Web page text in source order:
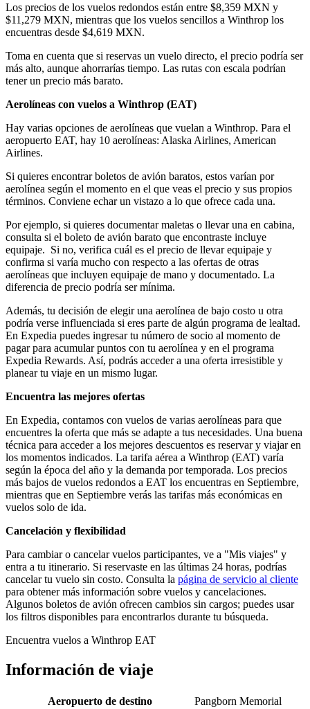
Los precios de los vuelos redondos están entre $8,359 MXN y
$11,279 MXN, mientras que los vuelos sencillos a Winthrop los
encuentras desde $4,619 MXN.
Toma en cuenta que si reservas un vuelo directo, el precio podría ser
más alto, aunque ahorrarías tiempo. Las rutas con escala podrían
tener un precio más barato.
Aerolíneas con vuelos a Winthrop (EAT)
Hay varias opciones de aerolíneas que vuelan a Winthrop. Para el
aeropuerto EAT, hay 10 aerolíneas: Alaska Airlines, American
Airlines.
Si quieres encontrar boletos de avión baratos, estos varían por
aerolínea según el momento en el que veas el precio y sus propios
términos. Conviene echar un vistazo a lo que ofrece cada una.
Por ejemplo, si quieres documentar maletas o llevar una en cabina,
consulta si el boleto de avión barato que encontraste incluye
equipaje. Si no, verifica cuál es el precio de llevar equipaje y
confirma si varía mucho con respecto a las ofertas de otras
aerolíneas que incluyen equipaje de mano y documentado. La
diferencia de precio podría ser mínima.
Además, tu decisión de elegir una aerolínea de bajo costo u otra
podría verse influenciada si eres parte de algún programa de lealtad.
En Expedia puedes ingresar tu número de socio al momento de
pagar para acumular puntos con tu aerolínea y en el programa
Expedia Rewards. Así, podrás acceder a una oferta irresistible y
planear tu viaje en un mismo lugar.
Encuentra las mejores ofertas
En Expedia, contamos con vuelos de varias aerolíneas para que
encuentres la oferta que más se adapte a tus necesidades. Una buena
técnica para acceder a los mejores descuentos es reservar y viajar en
los momentos indicados. La tarifa aérea a Winthrop (EAT) varía
según la época del año y la demanda por temporada. Los precios
más bajos de vuelos redondos a EAT los encuentras en Septiembre,
mientras que en Septiembre verás las tarifas más económicas en
vuelos solo de ida.
Cancelación y flexibilidad
Para cambiar o cancelar vuelos participantes, ve a "Mis viajes" y
entra a tu itinerario. Si reservaste en las últimas 24 horas, podrías
cancelar tu vuelo sin costo. Consulta la página de servicio al cliente
para obtener más información sobre vuelos y cancelaciones.
Algunos boletos de avión ofrecen cambios sin cargos; puedes usar
los filtros disponibles para encontrarlos durante tu búsqueda.
Encuentra vuelos a Winthrop EAT
Información de viaje
Aeropuerto de destino
Pangborn Memorial